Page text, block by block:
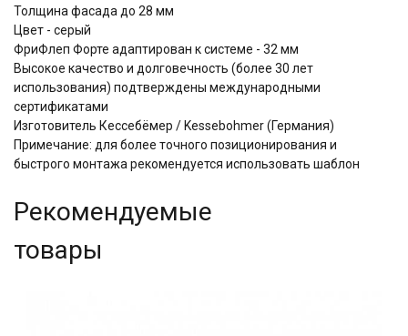
Толщина фасада до 28 мм
Цвет - серый
ФриФлеп Форте адаптирован к системе - 32 мм
Высокое качество и долговечность (более 30 лет
использования) подтверждены международными
сертификатами
Изготовитель Кессебёмер / Kessebohmer (Германия)
Примечание: для более точного позиционирования и
быстрого монтажа рекомендуется использовать шаблон
Рекомендуемые
товары